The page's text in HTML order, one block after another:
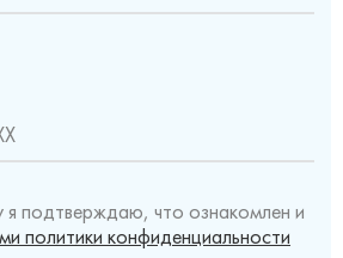
подтверждаю, что ознакомлен и
политики конфиденциальности